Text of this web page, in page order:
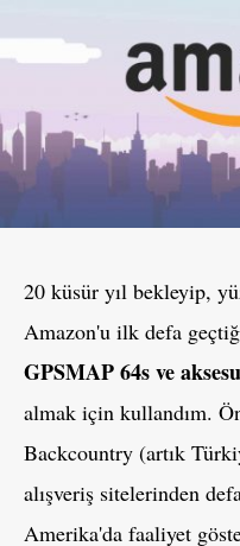
20 küsür yıl bekleyip,
Amazon'u ilk defa
GPSMAP 64s ve
almak için kullandım.
Backcountry (artık
alışveriş sitelerinden
Amerika'da faaliyet